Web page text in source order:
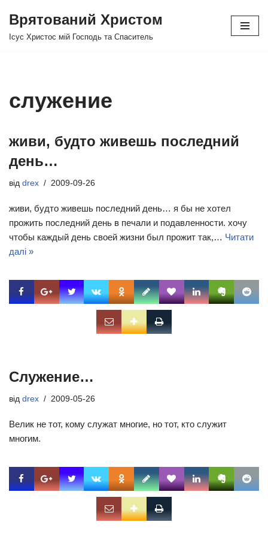
Перейти
Врятований Христом
Ісус Христос мій Господь та Спаситель
служение
живи, будто живешь последний
день…
від drex 2009-09-26
живи, будто живешь последний день… я бы не хотел
прожить последний день в печали и подавленности. хочу
чтобы каждый день своей жизни был прожит так,… Читати
далі »
Служение…
від drex 2009-05-26
Велик не тот, кому служат многие, но тот, кто служит
многим.